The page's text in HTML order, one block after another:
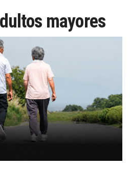
mayores